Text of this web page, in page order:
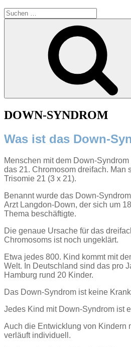
Suchen
nach:
DOWN-SYNDROM
Was ist das Down-
Menschen mit dem Down-
das 21. Chromosom dreifach. Man
Trisomie 21 (3 x 21).
Benannt wurde das Down-
Arzt Langdon-Down, der sich um
Thema beschäftigte.
Die genaue Ursache für das
Chromosoms ist noch ungeklärt.
Etwa jedes 800. Kind kommt mit
Welt. In Deutschland sind das pro
Hamburg rund 20 Kinder.
Das Down-Syndrom ist keine
Jedes Kind mit Down-Syndrom ist
Auch die Entwicklung von Kindern
verläuft individuell.